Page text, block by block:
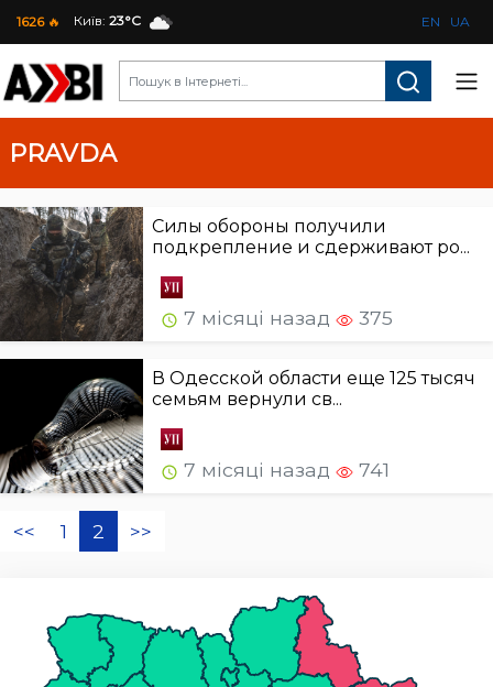
1626🔥 Київ: 23°C EN UA
PRAVDA
Силы обороны получили
подкрепление и сдерживают ро...
7 місяці назад 375
В Одесской области еще 125 тысяч
семьям вернули св...
7 місяці назад 741
<< 1 2 >>